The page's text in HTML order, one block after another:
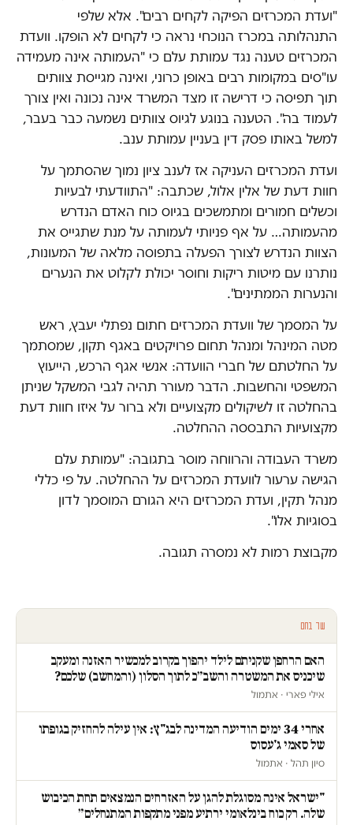
"ועדת המכרזים הפיקה לקחים רבים". אלא שלפי
התנהלותה במכרז הנוכחי נראה כי לקחים לא הופקו. וועדת
המכרזים טענה נגד עמותת עלם כי "העמותה אינה מעמידה
עו"סים במקומות רבים באופן כרוני, ואינה מגייסת צוותים
תוך תפיסה כי דרישה זו מצד המשרד אינה נכונה ואין צורך
לעמוד בה". הטענה בנוגע לגיוס צוותים נשמעה כבר בעבר,
למשל באותו פסק דין בעניין עמותת ענב.
ועדת המכרזים העניקה אז לענב ציון נמוך שהסתמך על
חוות דעת של אלין אלול, שכתבה: "התוודעתי לבעיות
וכשלים חמורים ומתמשכים בגיוס כוח האדם הנדרש
מהעמותה… על אף פניותי לעמותה על מנת שתגייס את
הצוות הנדרש לצורך הפעלה בתפוסה מלאה של המעונות,
נותרנו עם מיטות ריקות וחוסר יכולת לקלוט את הנערים
והנערות הממתינים".
על המסמך של וועדת המכרזים חתום נפתלי יעבץ, ראש
מטה המינהל ומנהל תחום פרויקטים באגף תקון, שמסתמך
על החלטתם של חברי הוועדה: אנשי אגף הרכש, הייעוץ
המשפטי והחשבות. הדבר מעורר תהיה לגבי המשקל שניתן
בהחלטה זו לשיקולים מקצועיים ולא ברור על איזו חוות דעת
מקצועיות התבססה ההחלטה.
משרד העבודה והרווחה מוסר בתגובה: "עמותת עלם
הגישה ערעור לוועדת המכרזים על ההחלטה. על פי כללי
מנהל תקין, ועדת המכרזים היא הגורם המוסמך לדון
בסוגיות אלו".
מקבוצת רמות לא נמסרה תגובה.
עוד בחם
האם הרחפן שקניתם לילד יהפוך בקרוב למכשיר האזנה ומעקב
שיכניס את המשטרה והשב״כ לתוך הסלון (והמחשב) שלכם?
אילי פארי · אתמול
אחרי 34 ימים הודיעה המדינה לבג"ץ: אין עילה להחזיק בגופתו
של סאמי ג'עסוס
סיון תהל · אתמול
"ישראל אינה מסוגלת להגן על האזרחים הנמצאים תחת הכיבוש
שלה. רק כוח בינלאומי ירתיע מפני מתקפות המתנחלים״